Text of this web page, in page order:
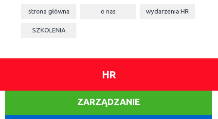
strona główna o nas wydarzeniaHR
SZKOLENIA
HR
ZARZĄDZANIE